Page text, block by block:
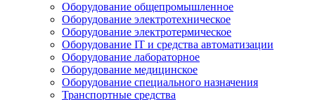
Оборудование общепромышленное
Оборудование электротехническое
Оборудование электротермическое
Оборудование IT и средства автоматизации
Оборудование лабораторное
Оборудование медицинское
Оборудование специального назначения
Транспортные средства